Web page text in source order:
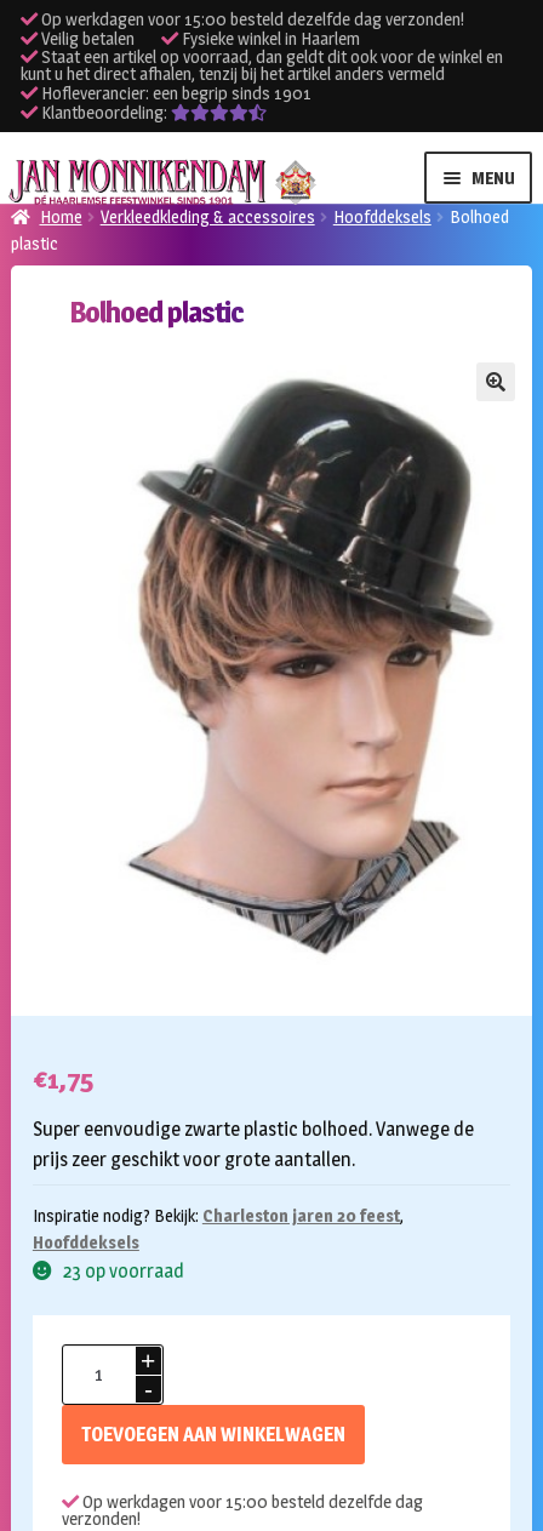
Op werkdagen voor 15:00 besteld dezelfde dag verzonden!
Veilig betalen
Fysieke winkel in Haarlem
Staat een artikel op voorraad, dan geldt dit ook voor de winkel en
kunt u het direct afhalen, tenzij bij het artikel anders vermeld
Hofleverancier: een begrip sinds 1901
Klantbeoordeling:
Ga
door
naar
navigatie
Ga
naar
de
inhoud
MENU
Verhuur apparatuur
Home Verkleedkleding & accessoires Hoofddeksels
Bolhoed
plastic
Bolhoed plastic
€1,75
Super eenvoudige zwarte plastic bolhoed. Vanwege de
prijs zeer geschikt voor grote aantallen.
Inspiratie nodig? Bekijk: Charleston jaren 20 feest,
Hoofddeksels
23 op voorraad
plastic
TOEVOEGEN AAN WINKELWAGEN
Op werkdagen voor 15:00 besteld dezelfde dag
verzonden!